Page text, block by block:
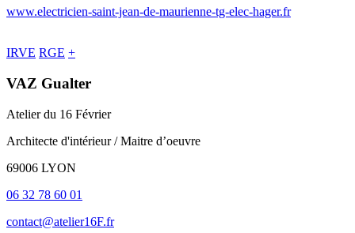
www.electricien-saint-jean-de-maurienne-tg-elec-hager.fr
IRVE RGE +
VAZ Gualter
Atelier du 16 Février
Architecte d'intérieur / Maitre d’oeuvre
69006 LYON
06 32 78 60 01
contact@atelier16F.fr